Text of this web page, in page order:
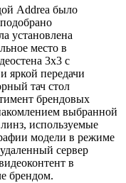
Addrea было
установлена
место в
3x3 с
яркой передачи
тач стол
брендовых
выбранной
используемые
модели в режиме
сервер
в
брендом.